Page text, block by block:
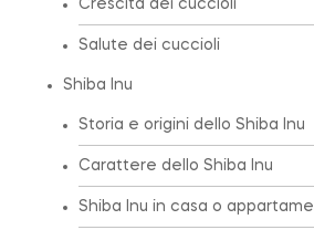
Crescita dei cuccioli
Salute dei cuccioli
Shiba Inu
Storia e origini dello Shiba Inu
Carattere dello Shiba Inu
Shiba Inu in casa o